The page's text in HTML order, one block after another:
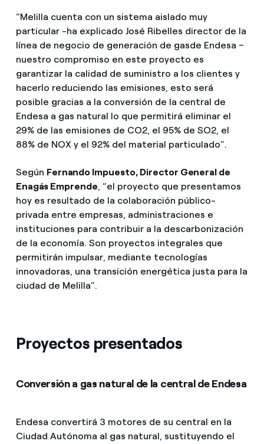
“Melilla cuenta con un sistema aislado muy
particular -ha explicado José Ribelles director de la
línea de negocio de generación de gasde Endesa –
nuestro compromiso en este proyecto es
garantizar la calidad de suministro a los clientes y
hacerlo reduciendo las emisiones, esto será
posible gracias a la conversión de la central de
Endesa a gas natural lo que permitirá eliminar el
29% de las emisiones de CO2, el 95% de SO2, el
88% de NOX y el 92% del material particulado”.
Según Fernando Impuesto, Director General de
Enagás Emprende, “el proyecto que presentamos
hoy es resultado de la colaboración público-
privada entre empresas, administraciones e
instituciones para contribuir a la descarbonización
de la economía. Son proyectos integrales que
permitirán impulsar, mediante tecnologías
innovadoras, una transición energética justa para la
ciudad de Melilla”.
Proyectos presentados
Conversión a gas natural de la central de Endesa
Endesa convertirá 3 motores de su central en la
Ciudad Autónoma al gas natural, sustituyendo el